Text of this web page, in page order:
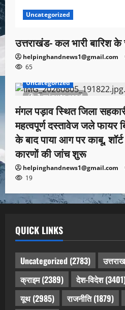
Uncategorized
उत्तराखंड- कल भारी बारिश
helpinghandnews1@gmail.com
65
1 minute read
Uncategorized
मंगल पड़ाव स्थित जिला
महत्वपूर्ण दस्तावेज जले
के बाद पाया आग पर काबू,
कारणों की जांच शुरू
helpinghandnews1@gmail.com
19
QUICK LINKS
Uncategorized (2783)
क्राइम(2389) देश-विदेश
यूथ(2985) राजनीति(1879)